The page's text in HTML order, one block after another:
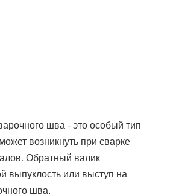
шва - это особый тип
возникнуть при сварке
Обратный валик
выпуклость или выступ на
шва.